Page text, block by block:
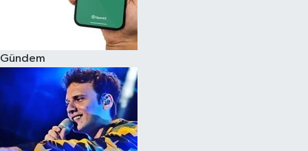
Gündem